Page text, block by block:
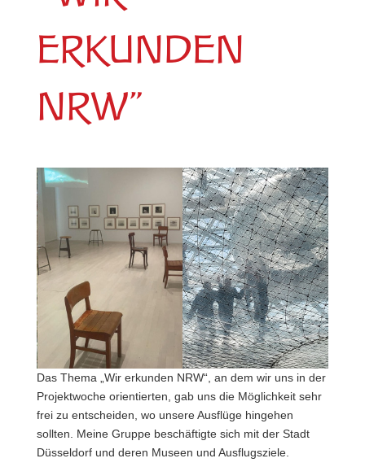
ERKUNDEN
NRW”
Das Thema „Wir erkunden NRW“, an dem wir uns in der
Projektwoche orientierten, gab uns die Möglichkeit sehr
frei zu entscheiden, wo unsere Ausflüge hingehen
sollten. Meine Gruppe beschäftigte sich mit der Stadt
Düsseldorf und deren Museen und Ausflugsziele.